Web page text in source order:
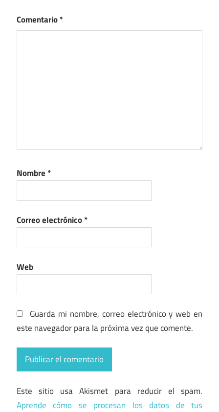
Comentario*
Nombre *
Correo electrónico*
Web
Guarda mi nombre, correo electrónico y web en
este navegador para la próxima vez que comente.
Este sitio usa Akismet para reducir el spam.
Aprende cómo se procesan los datos de tus